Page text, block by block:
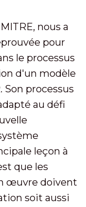
nous a
pour
le processus
d'un modèle
Son processus
au défi
leçon à
que les
œuvre doivent
soit aussi